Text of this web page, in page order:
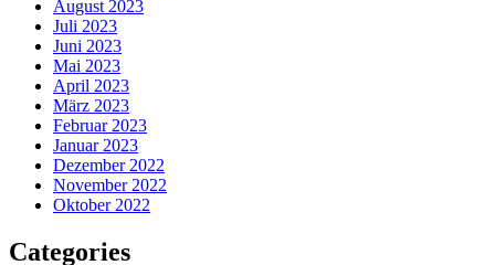
August 2023
Juli 2023
Juni 2023
Mai 2023
April 2023
März 2023
Februar 2023
Januar 2023
Dezember 2022
November 2022
Oktober 2022
Categories